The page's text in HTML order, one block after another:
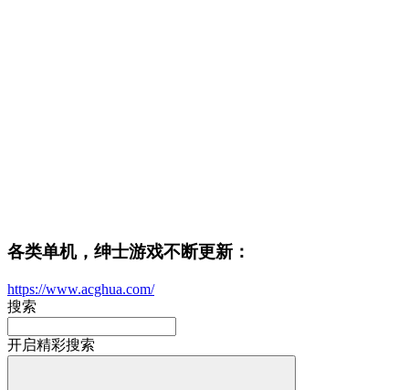
各类单机，绅士游戏不断更新：
https://www.acghua.com/
搜索
开启精彩搜索